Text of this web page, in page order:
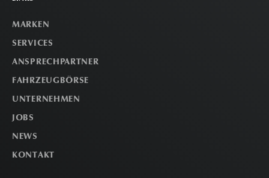
MARKEN
SERVICES
ANSPRECHPARTNER
FAHRZEUGBÖRSE
UNTERNEHMEN
JOBS
NEWS
KONTAKT